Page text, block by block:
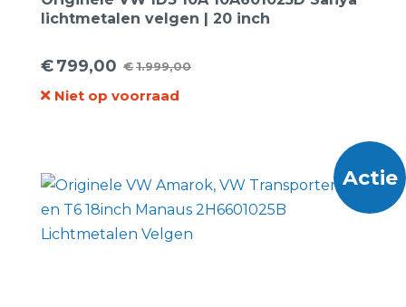
lichtmetalen velgen | 20 inch
€1.999,00
Oorspronkelijke
prijs
€799,00
Huidige
prijs
Niet op voorraad
Actie